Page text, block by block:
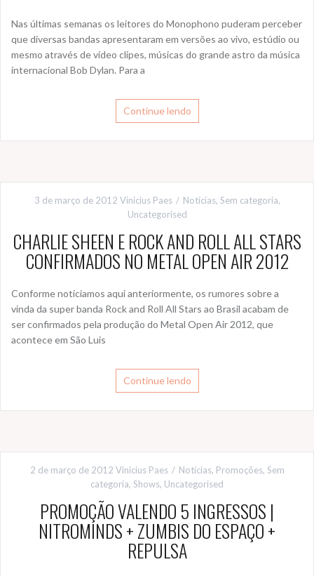
Nas últimas semanas os leitores do Monophono puderam perceber
que diversas bandas apresentaram em versões ao vivo, estúdio ou
mesmo através de vídeo clipes, músicas do grande astro da música
internacional Bob Dylan. Para a
Continue lendo
3 de março de 2012 Vinicius Paes Notícias, Sem categoria,
Uncategorised
CHARLIE SHEEN E ROCK AND ROLL ALL STARS
CONFIRMADOS NO METAL OPEN AIR 2012
Conforme notíciamos aqui anteriormente, os rumores sobre a
vinda da super banda Rock and Roll All Stars ao Brasil acabam de
ser confirmados pela produção do Metal Open Air 2012, que
acontece em São Luis
Continue lendo
2 de março de 2012 Vinicius Paes Notícias, Promoções, Sem
categoria, Shows, Uncategorised
PROMOÇÃO VALENDO 5 INGRESSOS |
NITROMINDS + ZUMBIS DO ESPAÇO +
REPULSA